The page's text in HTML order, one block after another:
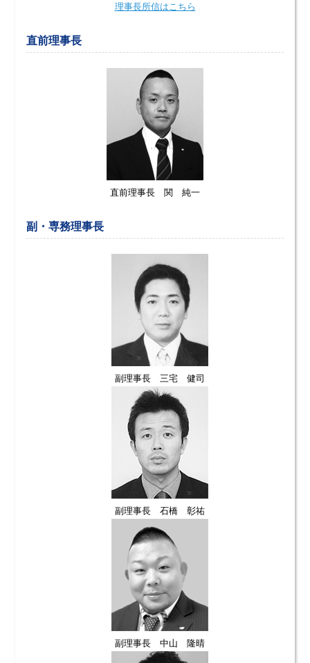
理事長所信はこちら
直前理事長
直前理事長 関 純一
副・専務理事長
副理事長 三宅 健司
副理事長 石橋 彰祐
副理事長 中山 隆晴